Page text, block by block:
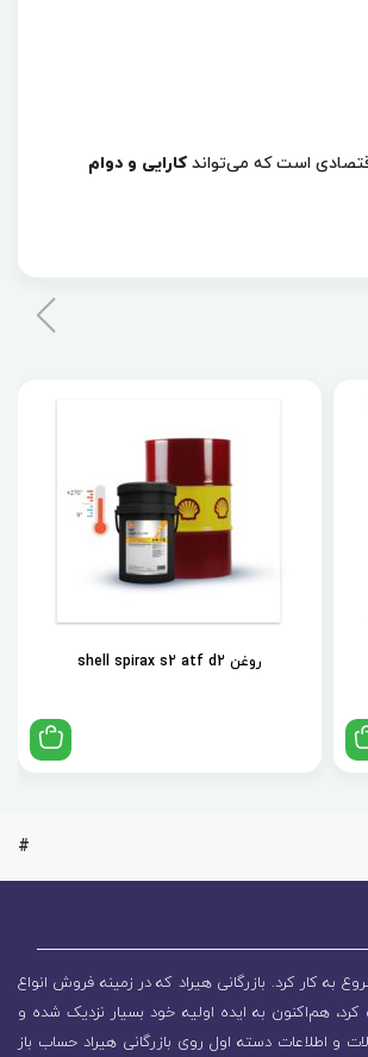
است که می‌تواند کارایی و دوام
روغن shell spirax s2 atf d2
#
به کار کرد. بازرگانی هیراد که در زمینه فروش انواع
هم‌اکنون به ایده اولیه خود بسیار نزدیک شده و
و اطلاعات دسته اول روی بازرگانی هیراد حساب باز